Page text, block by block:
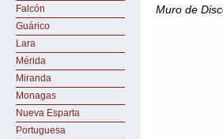
Falcón
Guárico
Lara
Mérida
Miranda
Monagas
Nueva Esparta
Portuguesa
Muro de